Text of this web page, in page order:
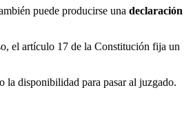
puede producirse una declaración
el artículo 17 de la Constitución fija un
la disponibilidad para pasar al juzgado.